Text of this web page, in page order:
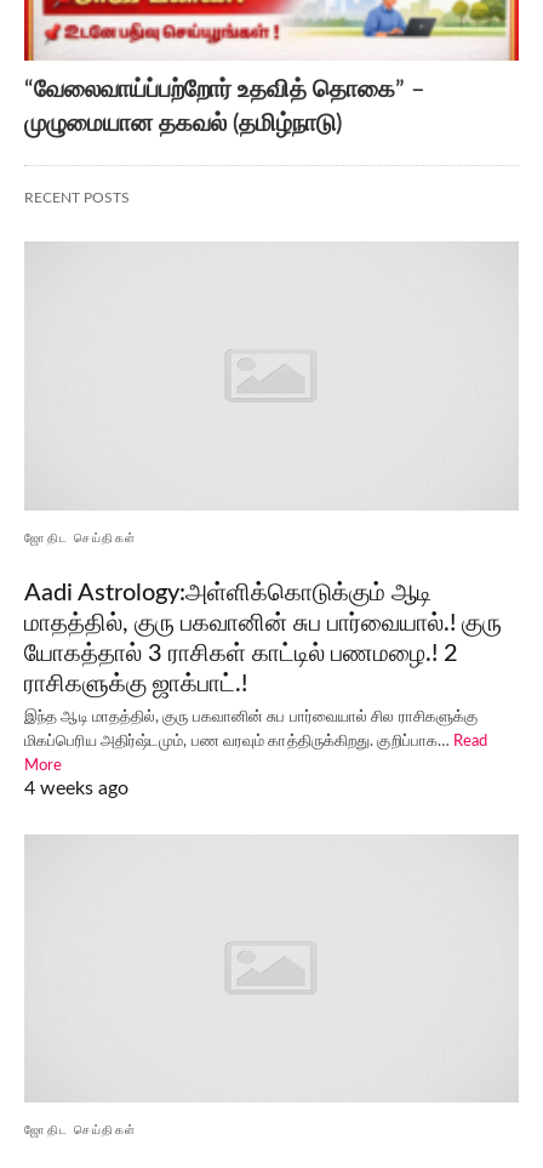
“வேலைவாய்ப்பற்றோர் உதவித் தொகை” –
முழுமையான தகவல் (தமிழ்நாடு)
RECENT POSTS
ஜோதிட செய்திகள்
Aadi Astrology:அள்ளிக்கொடுக்கும் ஆடி
மாதத்தில், குரு பகவானின் சுப பார்வையால்.! குரு
யோகத்தால் 3 ராசிகள் காட்டில் பணமழை.! 2
ராசிகளுக்கு ஜாக்பாட்.!
இந்த ஆடி மாதத்தில், குரு பகவானின் சுப பார்வையால் சில ராசிகளுக்கு
மிகப்பெரிய அதிர்ஷ்டமும், பண வரவும் காத்திருக்கிறது. குறிப்பாக… Read
More
4 weeks ago
ஜோதிட செய்திகள்